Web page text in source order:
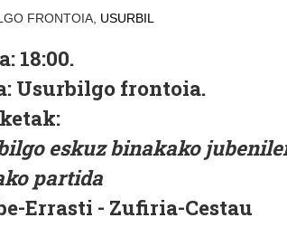
FRONTOIA, USURBIL
18:00.
Usurbilgo frontoia.
eskuz binakako
partida
Errasti - Zufiria-Cestau